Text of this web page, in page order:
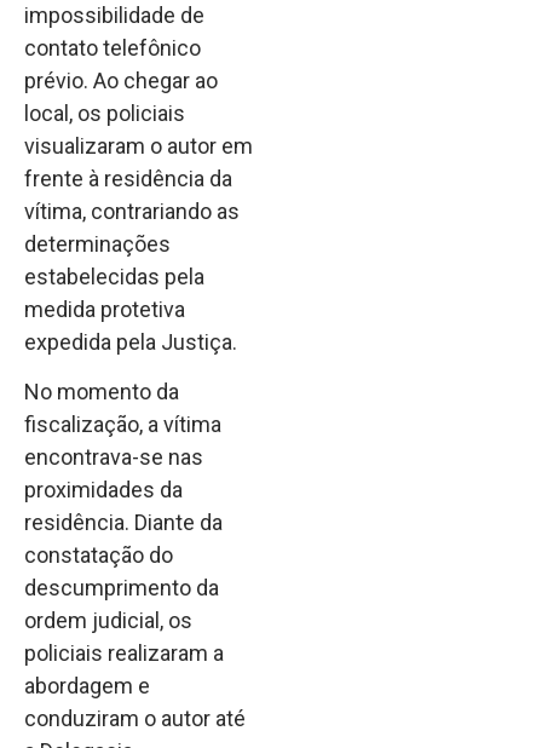
impossibilidade de
contato telefônico
prévio. Ao chegar ao
local, os policiais
visualizaram o autor em
frente à residência da
vítima, contrariando as
determinações
estabelecidas pela
medida protetiva
expedida pela Justiça.
No momento da
fiscalização, a vítima
encontrava-se nas
proximidades da
residência. Diante da
constatação do
descumprimento da
ordem judicial, os
policiais realizaram a
abordagem e
conduziram o autor até